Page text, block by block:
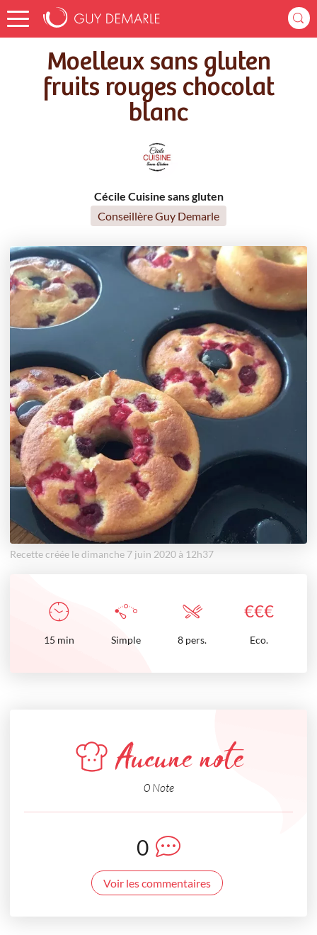
Accueil
Recettes
Moelleux sans gluten fruits rouges chocolat blanc
Moelleux sans gluten
fruits rouges chocolat
blanc
Cécile Cuisine sans gluten
Conseillère Guy Demarle
Recette créée le dimanche 7 juin 2020 à 12h37
€€€
15 min Simple 8 pers. Eco.
Aucune note
0 Note
0
Voir les commentaires